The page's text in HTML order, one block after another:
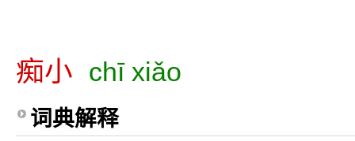
痴小 chī xiǎo
词典解释